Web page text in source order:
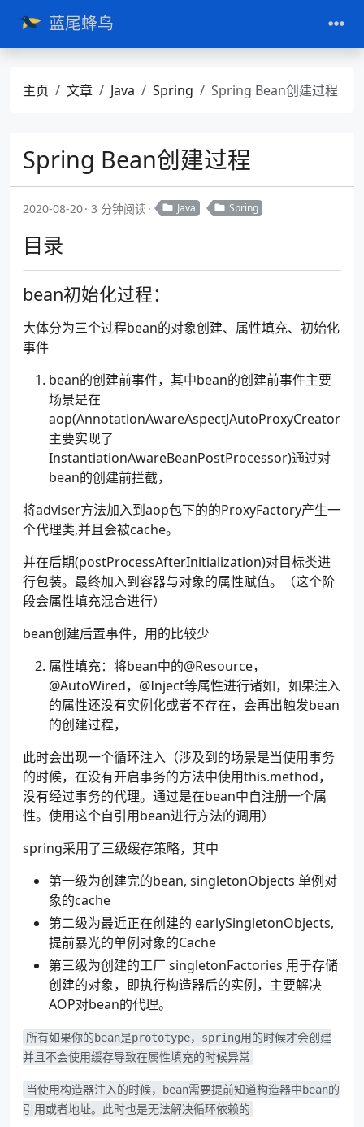
蓝尾蜂鸟
主页 文章 Java Spring Spring Bean创建过程
Spring Bean创建过程
2020-08-20 3 分钟阅读 Java Spring
目录
bean初始化过程：
大体分为三个过程bean的对象创建、属性填充、初始化
事件
bean的创建前事件，其中bean的创建前事件主要
场景是在
aop(AnnotationAwareAspectJAutoProxyCreator
主要实现了
InstantiationAwareBeanPostProcessor)通过对
bean的创建前拦截，
将adviser方法加入到aop包下的的ProxyFactory产生一
个代理类,并且会被cache。
并在后期(postProcessAfterInitialization)对目标类进
行包装。最终加入到容器与对象的属性赋值。（这个阶
段会属性填充混合进行）
bean创建后置事件，用的比较少
属性填充：将bean中的@Resource，
@AutoWired，@Inject等属性进行诸如，如果注入
的属性还没有实例化或者不存在，会再出触发bean
的创建过程，
此时会出现一个循环注入（涉及到的场景是当使用事务
的时候，在没有开启事务的方法中使用this.method，
没有经过事务的代理。通过是在bean中自注册一个属
性。使用这个自引用bean进行方法的调用）
spring采用了三级缓存策略，其中
第一级为创建完的bean, singletonObjects 单例对
象的cache
第二级为最近正在创建的 earlySingletonObjects,
提前暴光的单例对象的Cache
第三级为创建的工厂 singletonFactories 用于存储
创建的对象，即执行构造器后的实例，主要解决
AOP对bean的代理。
所有如果你的bean是prototype，spring用的时候才会创建
并且不会使用缓存导致在属性填充的时候异常
当使用构造器注入的时候，bean需要提前知道构造器中bean的
引用或者地址。此时也是无法解决循环依赖的